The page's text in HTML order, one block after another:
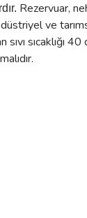
Rezervuar,
ve
sıvı sıcaklığı